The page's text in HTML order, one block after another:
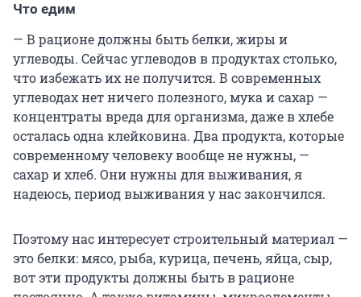
Что едим
— В рационе должны быть белки, жиры и
углеводы. Сейчас углеводов в продуктах столько,
что избежать их не получится. В современных
углеводах нет ничего полезного, мука и сахар —
концентраты вреда для организма, даже в хлебе
осталась одна клейковина. Два продукта, которые
современному человеку вообще не нужны, —
сахар и хлеб. Они нужны для выживания, я
надеюсь, период выживания у нас закончился.
Поэтому нас интересует строительный материал —
это белки: мясо, рыба, курица, печень, яйца, сыр,
вот эти продукты должны быть в рационе